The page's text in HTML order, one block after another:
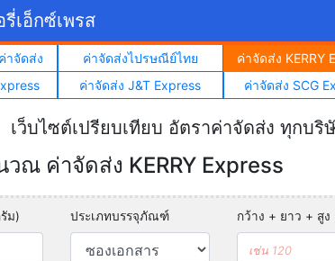
รี่เอ็กซ์เพรส
าจัดส่ง ค่าจัดส่งไปรษณีย์ไทย ค่าจัดส่ง KERRY
ค่าจัดส่ง J&T Express ค่าจัดส่ง SCG
เว็บไซต์เปรียบเทียบ อัตราค่าจัดส่ง ทุกบริ
วณ ค่าจัดส่ง KERRY Express
ม) ประเภทบรรจุภัณฑ์ กว้าง + ยาว + สูง